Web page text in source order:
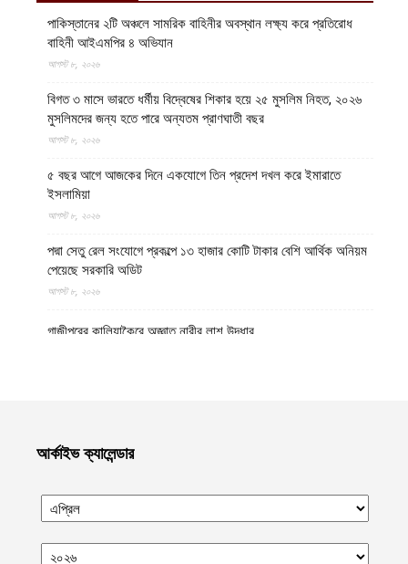
পাকিস্তানের ২টি অঞ্চলে সামরিক বাহিনীর অবস্থান লক্ষ্য করে প্রতিরোধ
বাহিনী আইএমপির ৪ অভিযান
আগস্ট ৮, ২০২৬
বিগত ৩ মাসে ভারতে ধর্মীয় বিদ্বেষের শিকার হয়ে ২৫ মুসলিম নিহত, ২০২৬
মুসলিমদের জন্য হতে পারে অন্যতম প্রাণঘাতী বছর
আগস্ট ৮, ২০২৬
৫ বছর আগে আজকের দিনে একযোগে তিন প্রদেশ দখল করে ইমারাতে
ইসলামিয়া
আগস্ট ৮, ২০২৬
পদ্মা সেতু রেল সংযোগে প্রকল্পে ১৩ হাজার কোটি টাকার বেশি আর্থিক অনিয়ম
পেয়েছে সরকারি অডিট
আগস্ট ৮, ২০২৬
গাজীপুরের কালিয়াকৈরে অজ্ঞাত নারীর লাশ উদ্ধার
হেলমান্দে বিপুল পরিমাণ অবৈধ অস্ত্র ও সামরিক সরঞ্জাম জব্দ করেছে ইমারাতে
আগস্ট ৮, ২০২৬
নোয়াখালীর কবিরহাটে নিখোঁজের এক দিন পর যুবদলনেতার লাশ উদ্ধার
আর্কাইভ ক্যালেন্ডার